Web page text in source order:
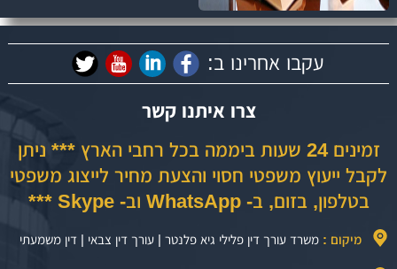
עקבו אחרינו ב:
צרו איתנו קשר
זמינים 24 שעות ביממה בכל רחבי הארץ *** ניתן
לקבל ייעוץ משפטי חסוי והצעת מחיר לייצוג משפטי
בטלפון, בזום, ב- WhatsApp וב- Skype ***
מיקום : משרד עורך דין פלילי גיא פלנטר | עורך דין צבאי | דין משמעתי